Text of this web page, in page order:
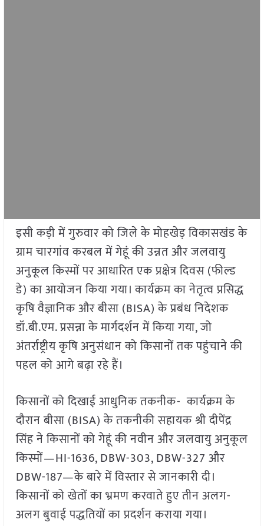
इसी कड़ी में गुरुवार को जिले के मोहखेड़ विकासखंड के
ग्राम चारगांव करबल में गेहूं की उन्नत और जलवायु
अनुकूल किस्मों पर आधारित एक प्रक्षेत्र दिवस (फील्ड
डे) का आयोजन किया गया। कार्यक्रम का नेतृत्व प्रसिद्ध
कृषि वैज्ञानिक और बीसा (BISA) के प्रबंध निदेशक
डॉ.बी.एम. प्रसन्ना के मार्गदर्शन में किया गया, जो
अंतर्राष्ट्रीय कृषि अनुसंधान को किसानों तक पहुंचाने की
पहल को आगे बढ़ा रहे हैं।
किसानों को दिखाई आधुनिक तकनीक- कार्यक्रम के
दौरान बीसा (BISA) के तकनीकी सहायक श्री दीपेंद्र
सिंह ने किसानों को गेहूं की नवीन और जलवायु अनुकूल
किस्मों—HI-1636, DBW-303, DBW-327 और
DBW-187—के बारे में विस्तार से जानकारी दी।
किसानों को खेतों का भ्रमण करवाते हुए तीन अलग-
अलग बुवाई पद्धतियों का प्रदर्शन कराया गया।